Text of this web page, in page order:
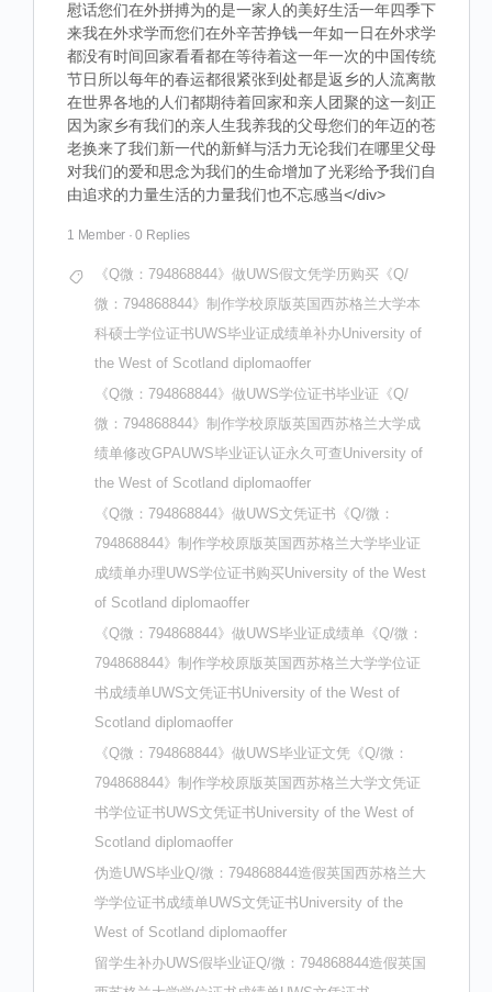
慰话您们在外拼搏为的是一家人的美好生活一年四季下
来我在外求学而您们在外辛苦挣钱一年如一日在外求学
都没有时间回家看看都在等待着这一年一次的中国传统
节日所以每年的春运都很紧张到处都是返乡的人流离散
在世界各地的人们都期待着回家和亲人团聚的这一刻正
因为家乡有我们的亲人生我养我的父母您们的年迈的苍
老换来了我们新一代的新鲜与活力无论我们在哪里父母
对我们的爱和思念为我们的生命增加了光彩给予我们自
由追求的力量生活的力量我们也不忘感当</div>
1 Member · 0 Replies
《Q微：794868844》做UWS假文凭学历购买《Q/
微：794868844》制作学校原版英国西苏格兰大学本
科硕士学位证书UWS毕业证成绩单补办University of
the West of Scotland diplomaoffer
《Q微：794868844》做UWS学位证书毕业证《Q/
微：794868844》制作学校原版英国西苏格兰大学成
绩单修改GPAUWS毕业证认证永久可查University of
the West of Scotland diplomaoffer
《Q微：794868844》做UWS文凭证书《Q/微：
794868844》制作学校原版英国西苏格兰大学毕业证
成绩单办理UWS学位证书购买University of the West
of Scotland diplomaoffer
《Q微：794868844》做UWS毕业证成绩单《Q/微：
794868844》制作学校原版英国西苏格兰大学学位证
书成绩单UWS文凭证书University of the West of
Scotland diplomaoffer
《Q微：794868844》做UWS毕业证文凭《Q/微：
794868844》制作学校原版英国西苏格兰大学文凭证
书学位证书UWS文凭证书University of the West of
Scotland diplomaoffer
伪造UWS毕业Q/微：794868844造假英国西苏格兰大
学学位证书成绩单UWS文凭证书University of the
West of Scotland diplomaoffer
留学生补办UWS假毕业证Q/微：794868844造假英国